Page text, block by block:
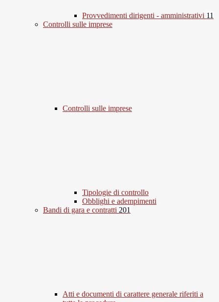
Provvedimenti dirigenti - amministrativi 11
Controlli sulle imprese
Controlli sulle imprese
Tipologie di controllo
Obblighi e adempimenti
Bandi di gara e contratti 201
Atti e documenti di carattere generale riferiti a